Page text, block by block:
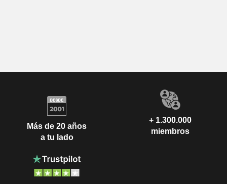
Más de 20 años
a tu lado
+ 1.300.000
miembros